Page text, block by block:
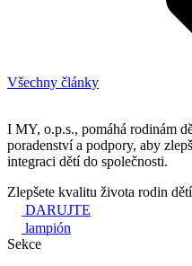
Všechny články
I MY, o.p.s., pomáhá rodinám
poradenství a podpory, aby
integraci dětí do společnosti.
Zlepšete kvalitu života rodin
DARUJTE
lampión
Sekce